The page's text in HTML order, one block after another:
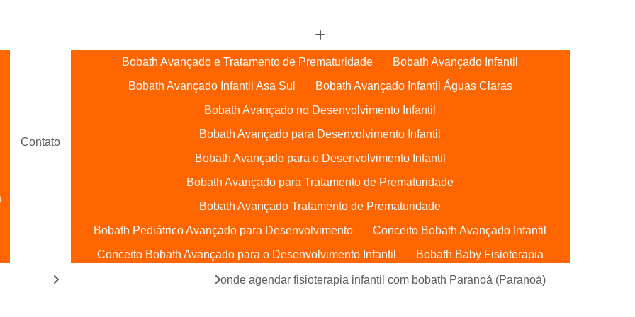
Contato
Bobath Avançado e Tratamento de Prematuridade
Bobath Avançado Infantil
Bobath Avançado Infantil Asa Sul
Bobath Avançado Infantil Águas Claras
Bobath Avançado no Desenvolvimento Infantil
Bobath Avançado para Desenvolvimento Infantil
Bobath Avançado para o Desenvolvimento Infantil
Bobath Avançado para Tratamento de Prematuridade
Bobath Avançado Tratamento de Prematuridade
Bobath Pediátrico Avançado para Desenvolvimento
Conceito Bobath Avançado Infantil
Conceito Bobath Avançado para o Desenvolvimento Infantil
Bobath Baby Fisioterapia
Bobath Baby Terapia Ocupacional
Bobath Baby Uti
Bobath para Bebês
onde agendar fisioterapia infantil com bobath Paranoá (Paranoá)